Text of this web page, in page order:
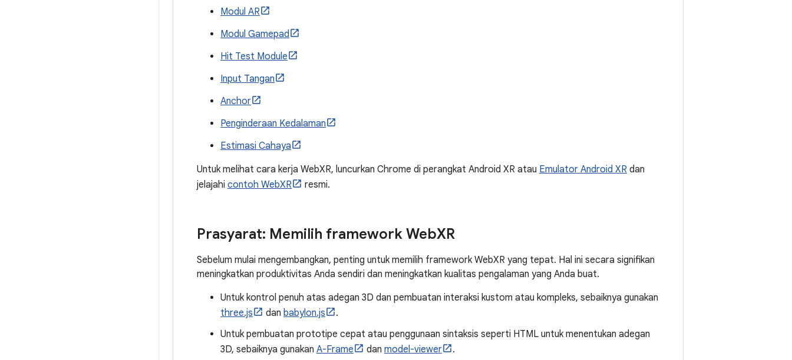
Modul AR
Modul Gamepad
Hit Test Module
Input Tangan
Anchor
Penginderaan Kedalaman
Estimasi Cahaya
Untuk melihat cara kerja WebXR, luncurkan Chrome di perangkat Android XR atau Emulator Android XR dan
jelajahi contoh WebXR resmi.
Prasyarat: Memilih framework WebXR
Sebelum mulai mengembangkan, penting untuk memilih framework WebXR yang tepat. Hal ini secara signifikan
meningkatkan produktivitas Anda sendiri dan meningkatkan kualitas pengalaman yang Anda buat.
Untuk kontrol penuh atas adegan 3D dan pembuatan interaksi kustom atau kompleks, sebaiknya gunakan
three.js
dan babylon.js
.
Untuk pembuatan prototipe cepat atau penggunaan sintaksis seperti HTML untuk menentukan adegan
3D, sebaiknya gunakan A-Frame dan model-viewer
.